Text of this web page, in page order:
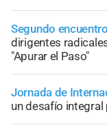
Segundo
dirigentes
"Apurar el Paso"
Jornada de
un desafío integral